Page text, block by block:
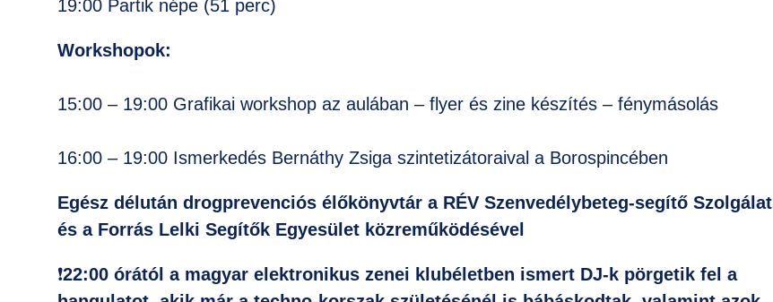
19:00 Partik népe (51 perc)
Workshopok:
15:00 – 19:00 Grafikai workshop az aulában – flyer és zine készítés – fénymásolás
16:00 – 19:00 Ismerkedés Bernáthy Zsiga szintetizátoraival a Borospincében
Egész délután drogprevenciós élőkönyvtár a RÉV Szenvedélybeteg-segítő Szolgálat
és a Forrás Lelki Segítők Egyesület közreműködésével
❗️22:00 órától a magyar elektronikus zenei klubéletben ismert DJ-k pörgetik fel a